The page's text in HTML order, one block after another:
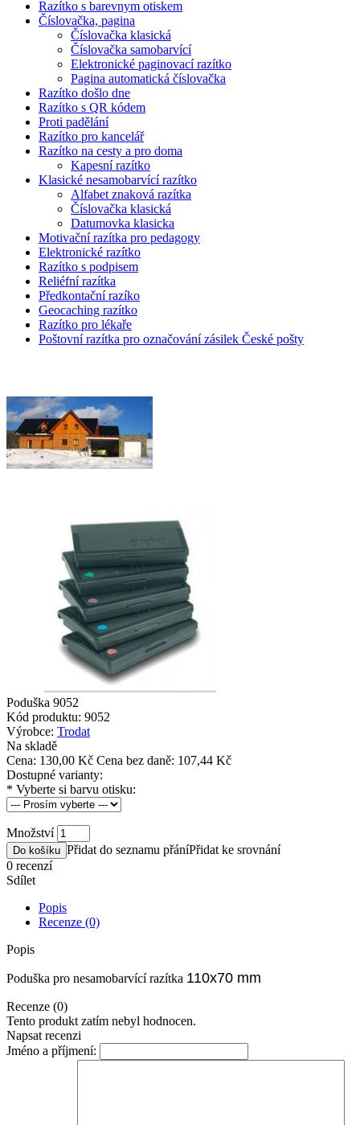
Razítko s barevnym otiskem
Číslovačka, pagina
Číslovačka klasická
Číslovačka samobarvící
Elektronické paginovací razítko
Pagina automatická číslovačka
Razítko došlo dne
Razítko s QR kódem
Proti padělání
Razítko pro kancelář
Razítko na cesty a pro doma
Kapesní razítko
Klasické nesamobarvící razítko
Alfabet znaková razítka
Číslovačka klasická
Datumovka klasicka
Motivační razítka pro pedagogy
Elektronické razítko
Razítko s podpisem
Reliéfní razítka
Předkontační razíko
Geocaching razítko
Razítko pro lékaře
Poštovní razítka pro označování zásilek České pošty
Poduška 9052
Kód produktu: 9052
Výrobce: Trodat
Na skladě
Cena: 130,00 Kč Cena bez daně: 107,44 Kč
Dostupné varianty:
* Vyberte si barvu otisku:
Množství
Do košíku Přidat do seznamu přáníPřidat ke srovnání
0 recenzí
Sdílet
Popis
Recenze (0)
Popis
Poduška pro nesamobarvící razítka 110x70 mm
Recenze (0)
Tento produkt zatím nebyl hodnocen.
Napsat recenzi
Jméno a příjmení: